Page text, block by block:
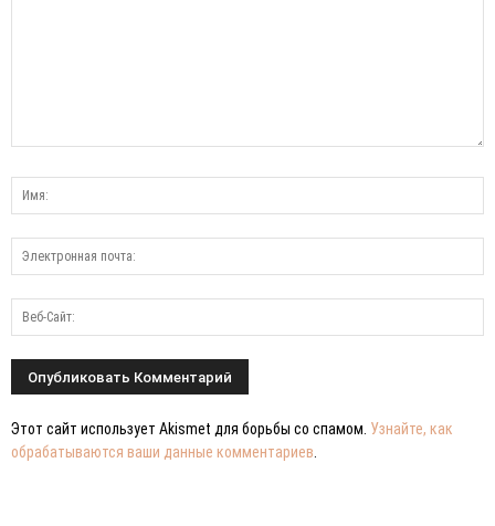
Этот сайт использует Akismet для борьбы со спамом. Узнайте, как
обрабатываются ваши данные комментариев